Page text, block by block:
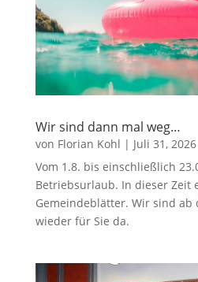
Wir sind dann mal weg…
von Florian Kohl | Juli 31, 2026
Vom 1.8. bis einschließlich
Betriebsurlaub. In dieser Zeit
Gemeindeblätter. Wir sind ab
wieder für Sie da.